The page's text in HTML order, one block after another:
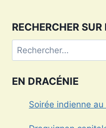
RECHERCHER SUR
Rechercher :
EN DRACÉNIE
Soirée indienne